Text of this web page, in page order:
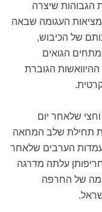
הגבוהות שיצרה
(1992 1995) ובין המציאות העגומה שבאה
של הכיבוש,
הגואים
הגוברת
שלאחר יום
2012), המסמן את תחילת שלב המחאה
עמדות הערבים שלאחר
וחריפותן עלתה מדרגה
זאת, מאז 1980 אין מגמה של החרפה